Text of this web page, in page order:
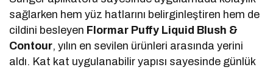
sağlarken hem yüz hatlarını belirginleştiren hem de
cildini besleyen Flormar Puffy Liquid Blush &
Contour, yılın en sevilen ürünleri arasında yerini
aldı. Kat kat uygulanabilir yapısı sayesinde günlük